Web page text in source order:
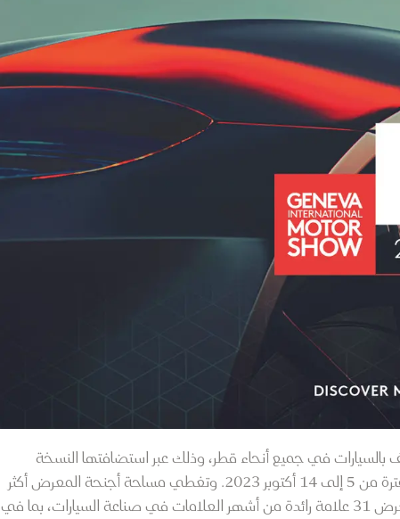
في جميع أنحاء قطر، وذلك عبر استضافتها النسخة
معرض جنيف الدولي للسيارات في قطر، والمقرر عقدها خلال الفترة من 5 إلى 14 أكتوبر 2023. وتغطي مساحة أجنحة المعرض أكثر
من 10 آلاف متر مربع في مركز الدوحة للمعارض والمؤتمرات، فيما يستقبل المعرض 31 علامة رائدة من أشهر العلامات في صناعة السيارات، بما في